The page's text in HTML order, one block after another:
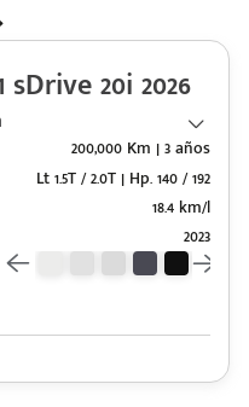
20i 2026
200,000 Km | 3 años
Lt 1.5T / 2.0T | Hp. 140 / 192
18.4 km/l
2023